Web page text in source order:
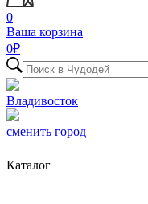
0
Ваша корзина
0₽
Владивосток
сменить город
Каталог